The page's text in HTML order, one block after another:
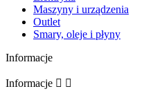
Maszyny i urządzenia
Outlet
Smary, oleje i płyny
Informacje
Informacje  